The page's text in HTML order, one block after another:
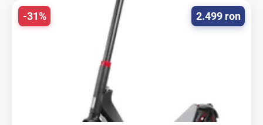
2.499 ron
-31%